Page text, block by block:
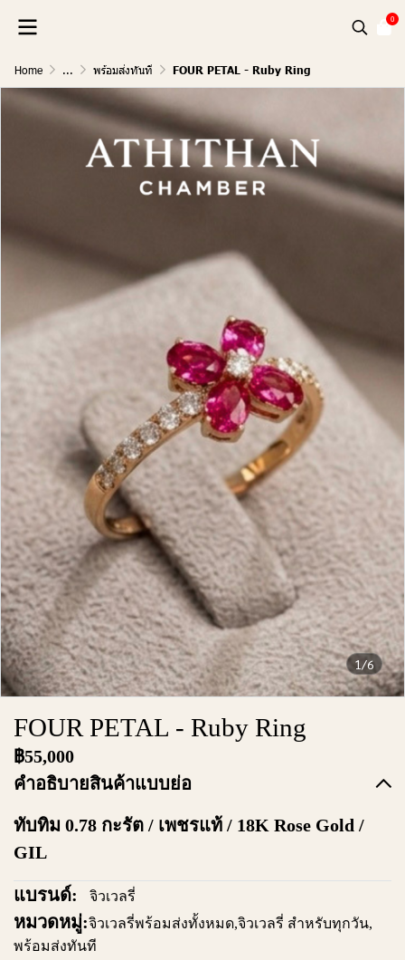
0
Home ... พร้อมส่งทันที FOUR PETAL - Ruby Ring
1/6
FOUR PETAL - Ruby Ring
฿55,000
คำอธิบายสินค้าแบบย่อ
ทับทิม 0.78 กะรัต / เพชรแท้ / 18K Rose Gold /
GIL
แบรนด์: จิวเวลรี่
หมวดหมู่:จิวเวลรี่พร้อมส่งทั้งหมด,จิวเวลรี่ สำหรับทุกวัน,
พร้อมส่งทันที